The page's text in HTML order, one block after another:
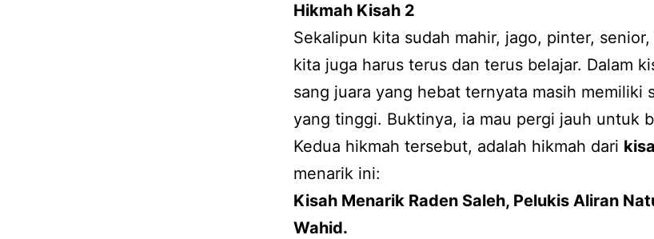
Hikmah Kisah 2
Sekalipun kita sudah mahir, jago, pinter,
kita juga harus terus dan terus belajar. Dalam
sang juara yang hebat ternyata masih memiliki
yang tinggi. Buktinya, ia mau pergi jauh untuk
Kedua hikmah tersebut, adalah hikmah dari
menarik ini:
Kisah Menarik Raden Saleh, Pelukis Aliran
Wahid.